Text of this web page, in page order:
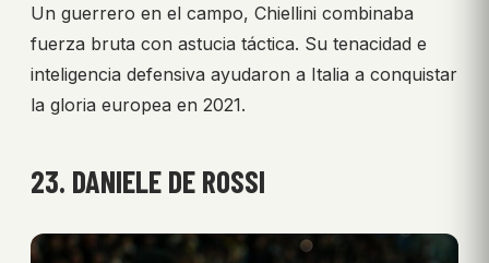
Un guerrero en el campo, Chiellini combinaba
fuerza bruta con astucia táctica. Su tenacidad e
inteligencia defensiva ayudaron a Italia a conquistar
la gloria europea en 2021.
23. DANIELE DE ROSSI